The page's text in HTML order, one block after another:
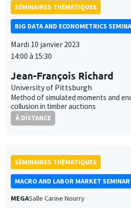
SÉMINAIRES THÉMATIQUES
BIG DATA AND ECONOMETRICS
Mardi 10 janvier 2023
14:00 à 15:30
Jean-François Richard
University of Pittsburgh
Method of simulated moments and
collusion in timber auctions
À DISTANCE
SÉMINAIRES THÉMATIQUES
MACRO AND LABOR MARKET SEMINAR
MEGASalle Carine Nourry